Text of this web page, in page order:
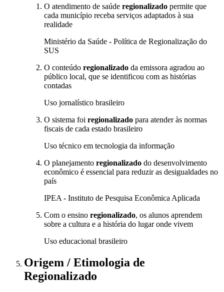
O atendimento de saúde regionalizado permite que
cada município receba serviços adaptados à sua
realidade
Ministério da Saúde - Política de Regionalização do
SUS
O conteúdo regionalizado da emissora agradou ao
público local, que se identificou com as histórias
contadas
Uso jornalístico brasileiro
O sistema foi regionalizado para atender às normas
fiscais de cada estado brasileiro
Uso técnico em tecnologia da informação
O planejamento regionalizado do desenvolvimento
econômico é essencial para reduzir as desigualdades no
país
IPEA - Instituto de Pesquisa Econômica Aplicada
Com o ensino regionalizado, os alunos aprendem
sobre a cultura e a história do lugar onde vivem
Uso educacional brasileiro
Origem / Etimologia de
Regionalizado